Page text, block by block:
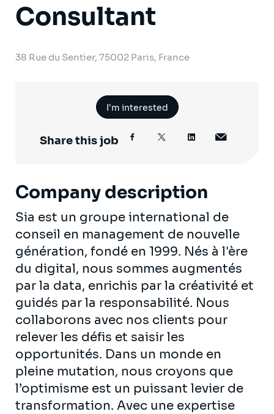
Consultant
38 Rue du Sentier, 75002 Paris, France
I'm interested
Share this job
Company description
Sia est un groupe international de
conseil en management de nouvelle
génération, fondé en 1999. Nés à l'ère
du digital, nous sommes augmentés
par la data, enrichis par la créativité et
guidés par la responsabilité. Nous
collaborons avec nos clients pour
relever les défis et saisir les
opportunités. Dans un monde en
pleine mutation, nous croyons que
l’optimisme est un puissant levier de
transformation. Avec une expertise